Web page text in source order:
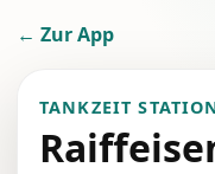
← Zur App
TANKZEIT